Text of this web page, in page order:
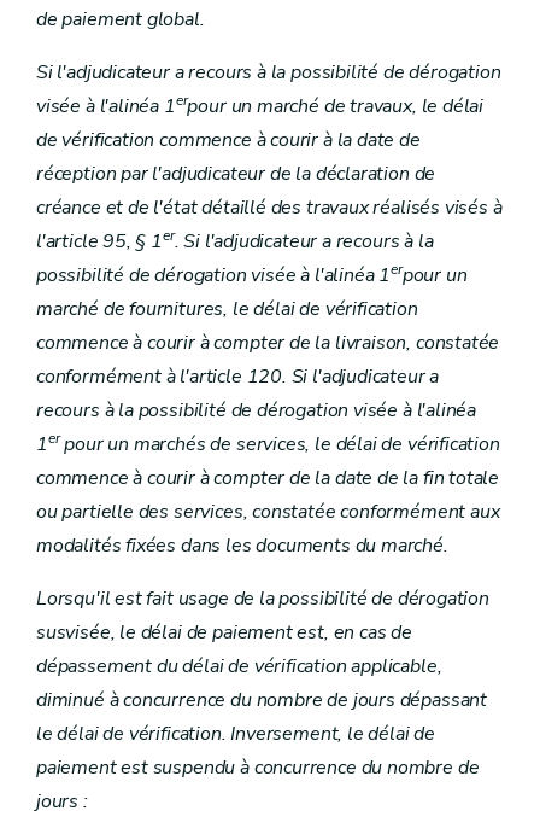
de paiement global.
Si l'adjudicateur a recours à la possibilité de dérogation
visée à l'alinéa 1erpour un marché de travaux, le délai
de vérification commence à courir à la date de
réception par l'adjudicateur de la déclaration de
créance et de l'état détaillé des travaux réalisés visés à
l'article 95, § 1er. Si l'adjudicateur a recours à la
possibilité de dérogation visée à l'alinéa 1erpour un
marché de fournitures, le délai de vérification
commence à courir à compter de la livraison, constatée
conformément à l'article 120. Si l'adjudicateur a
recours à la possibilité de dérogation visée à l'alinéa
1erpour un marchés de services, le délai de vérification
commence à courir à compter de la date de la fin totale
ou partielle des services, constatée conformément aux
modalités fixées dans les documents du marché.
Lorsqu'il est fait usage de la possibilité de dérogation
susvisée, le délai de paiement est, en cas de
dépassement du délai de vérification applicable,
diminué à concurrence du nombre de jours dépassant
le délai de vérification. Inversement, le délai de
paiement est suspendu à concurrence du nombre de
jours :